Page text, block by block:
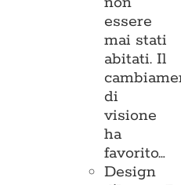
essere
mai stati
abitati. Il
di
visione
ha
favorito…
Design